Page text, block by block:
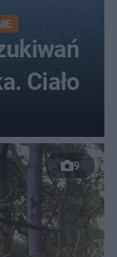
Ciało
9